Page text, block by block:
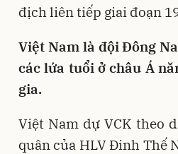
địch liên tiếp giai đoạn
Việt Nam là đội Đông
các lứa tuổi ở châu Á
gia.
Việt Nam dự VCK theo
quân của HLV Đinh Thế